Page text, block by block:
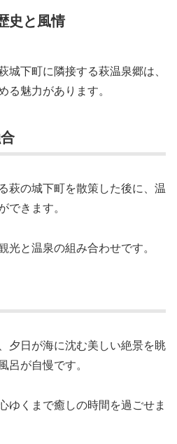
史と風情
下町に隣接する萩温泉郷は、
る魅力があります。
萩の城下町を散策した後に、温
できます。
と温泉の組み合わせです。
夕日が海に沈む美しい絶景を眺
が自慢です。
ゆくまで癒しの時間を過ごせま